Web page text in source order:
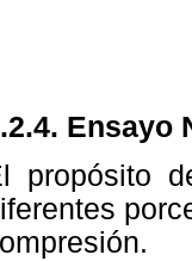
Ensayo
propósito